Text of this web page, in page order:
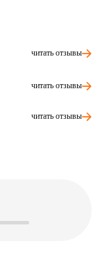
читать отзывы
читать отзывы
читать отзывы